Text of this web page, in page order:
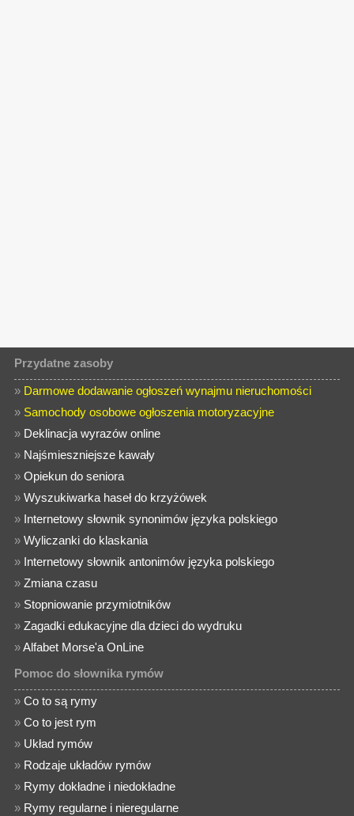
Przydatne zasoby
» Darmowe dodawanie ogłoszeń wynajmu nieruchomości
» Samochody osobowe ogłoszenia motoryzacyjne
» Deklinacja wyrazów online
» Najśmieszniejsze kawały
»Opiekun do seniora
»Wyszukiwarka haseł do krzyżówek
» Internetowy słownik synonimów języka polskiego
»Wyliczanki do klaskania
» Internetowy słownik antonimów języka polskiego
»Zmiana czasu
» Stopniowanie przymiotników
»Zagadki edukacyjne dla dzieci do wydruku
»Alfabet Morse'a OnLine
Pomoc do słownika rymów
»Co to są rymy
»Co to jest rym
» Układ rymów
» Rodzaje układów rymów
» Rymy dokładne i niedokładne
» Rymy regularne i nieregularne